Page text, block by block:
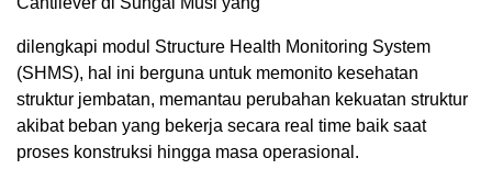
dilengkapi modul Structure Health Monitoring System
(SHMS), hal ini berguna untuk memonito kesehatan
struktur jembatan, memantau perubahan kekuatan struktur
akibat beban yang bekerja secara real time baik saat
proses konstruksi hingga masa operasional.